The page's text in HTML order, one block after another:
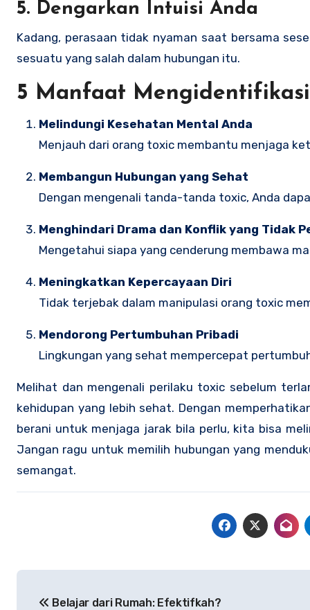
5. Dengarkan Intuisi Anda
Kadang, perasaan tidak nyaman saat bersama
sesuatu yang salah dalam hubungan itu.
5 Manfaat
Melindungi Kesehatan Mental Anda
Menjauh dari orang toxic membantu menjaga
Membangun Hubungan yang Sehat
Dengan mengenali tanda-tanda toxic, Anda
Menghindari Drama dan Konflik yang Tidak
Mengetahui siapa yang cenderung membawa
Meningkatkan Kepercayaan Diri
Tidak terjebak dalam manipulasi orang toxic
Mendorong Pertumbuhan Pribadi
Lingkungan yang sehat mempercepat
Melihat dan mengenali perilaku toxic sebelum
kehidupan yang lebih sehat. Dengan
berani untuk menjaga jarak bila perlu, kita bisa
Jangan ragu untuk memilih hubungan yang
semangat.
Belajar dari Rumah: Efektifkah?